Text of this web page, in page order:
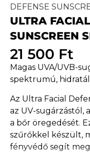
DEFENSE
ULTRA
SUNSCREEN
21 500 Ft
Magas UVA/UVB-
spektrumú,
Az Ultra Facial
az UV-sugárzástól,
a bőr öregedését.
szűrőkkel készült,
fényvédő segít